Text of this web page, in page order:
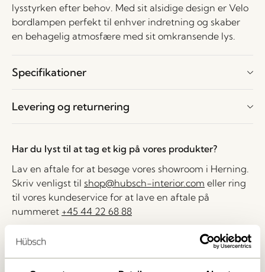
lysstyrken efter behov. Med sit alsidige design er Velo
bordlampen perfekt til enhver indretning og skaber
en behagelig atmosfære med sit omkransende lys.
Specifikationer
Levering og returnering
Har du lyst til at tag et kig på vores produkter?
Lav en aftale for at besøge vores showroom i Herning.
Skriv venligst til shop@hubsch-interior.com eller ring
til vores kundeservice for at lave en aftale på
nummeret +45 44 22 68 88
Levering indenfor 1-4 hverdage
30 dages returret